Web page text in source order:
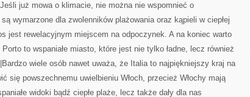
już mowa o klimacie, nie można nie wspomnieć o
wymarzone dla zwolenników plażowania oraz kąpieli w ciepłej
jest rewelacyjnym miejscem na odpoczynek. A na koniec warto
to wspaniałe miasto, które jest nie tylko ładne, lecz również
wiele osób nawet uważa, że Italia to najpiękniejszy kraj na
się powszechnemu uwielbieniu Włoch, przecież Włochy mają
widoki bądź ciepłe plaże, lecz także dały dla nas